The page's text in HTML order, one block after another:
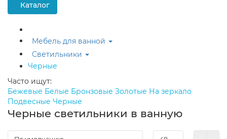
Каталог
Мебель для ванной
Светильники
Черные
Часто ищут:
Бежевые Белые Бронзовые Золотые На зеркало
Подвесные Черные
Черные светильники в ванную